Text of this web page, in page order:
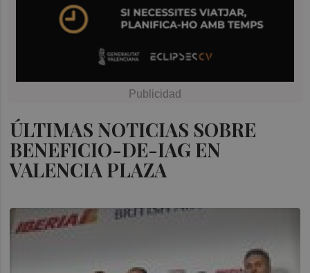
ÚLTIMAS NOTICIAS SOBRE
BENEFICIO-DE-IAG EN
VALENCIA PLAZA